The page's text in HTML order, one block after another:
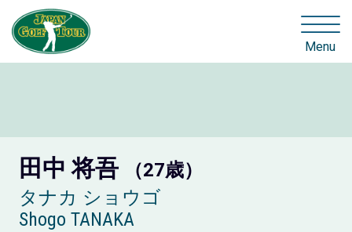
Menu
田中 将吾
（27歳）
タナカ ショウゴ
Shogo TANAKA